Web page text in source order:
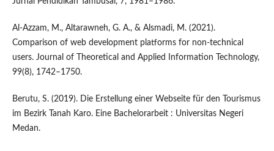
Al-Azzam, M., Altarawneh, G. A., & Alsmadi, M. (2021).
Comparison of web development platforms for non-technical
users. Journal of Theoretical and Applied Information Technology,
99(8), 1742–1750.
Berutu, S. (2019). Die Erstellung einer Webseite für den Tourismus
im Bezirk Tanah Karo. Eine Bachelorarbeit : Universitas Negeri
Medan.